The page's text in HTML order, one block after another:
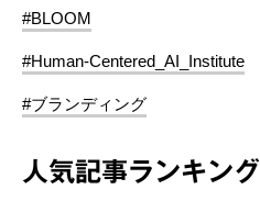
#BLOOM
#Human-Centered_AI_Institute
#ブランディング
人気記事ランキング